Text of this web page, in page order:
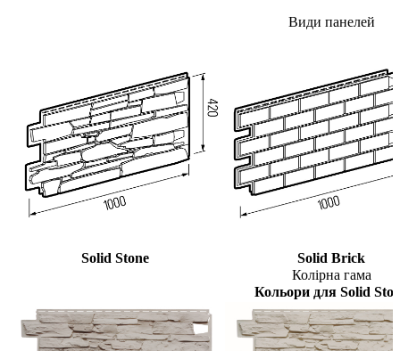
Види панелей
Solid Stone
Solid Brick
Колірна гама
Кольори для Solid